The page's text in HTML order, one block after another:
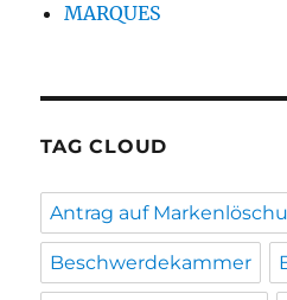
MARQUES
TAG CLOUD
Antrag auf
Beschwerdekammer